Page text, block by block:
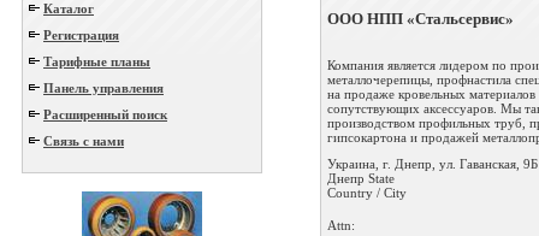
Каталог
Регистрация
Тарифные планы
Панель управления
Расширенный поиск
Связь с нами
ООО НПП «Стальсервис»
Компания является лидером по
металлочерепицы, профнастила
на продаже кровельных материалов
сопутствующих аксессуаров. Мы
производством профильных труб,
гипсокартона и продажей
Украина, г. Днепр, ул. Гаванская, 9Б
Днепр State
Country / City
Attn: